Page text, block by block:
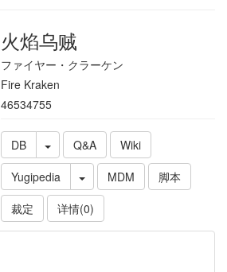
火焰乌贼
ファイヤー・クラーケン
Fire Kraken
46534755
DB Q&A
Wiki
Yugipedia
MDM
脚本
裁定
详情(0)